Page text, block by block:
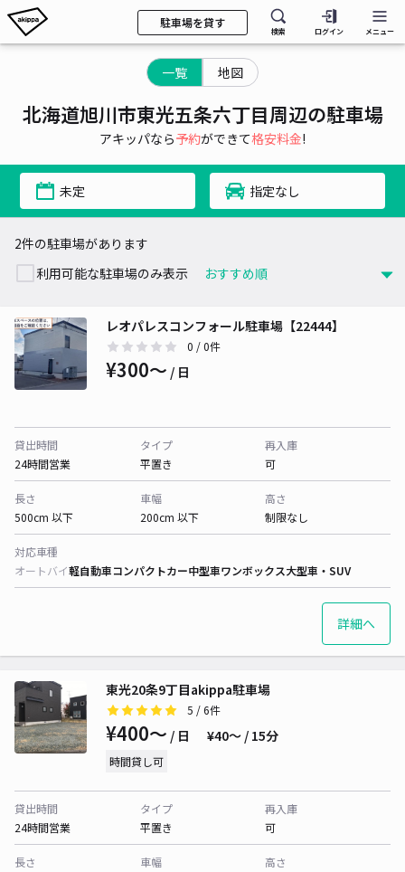
駐車場を貸す
検索 ログイン メニュー
一覧 地図
北海道旭川市東光五条六丁目周辺の駐車場
アキッパなら予約ができて格安料金!
未定 指定なし
2件の駐車場があります
利用可能な駐車場のみ表示
レオパレスコンフォール駐車場【22444】
0 / 0件
¥300〜 / 日
貸出時間
24時間営業
タイプ
平置き
再入庫
可
長さ
500cm 以下
車幅
200cm 以下
高さ
制限なし
対応車種
オートバイ軽自動車コンパクトカー中型車ワンボックス大型車・SUV
詳細へ
東光20条9丁目akippa駐車場
5 / 6件
¥400〜 / 日 ¥40〜 / 15分
時間貸し可
貸出時間
24時間営業
タイプ
平置き
再入庫
可
長さ
車幅
高さ